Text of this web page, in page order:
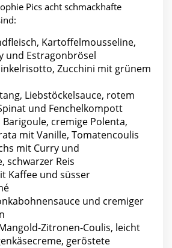
Pics acht schmackhafte
Kartoffelmousseline,
und Estragonbrösel
Zucchini mit grünem
Liebstöckelsauce, rotem
und Fenchelkompott
cremige Polenta,
mit Vanille, Tomatencoulis
mit Curry und
schwarzer Reis
Kaffee und süsser
und cremiger
Zitronen-Coulis, leicht
geröstete